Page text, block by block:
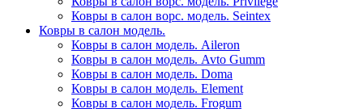
Ковры в салон ворс. модель. Seintex
Ковры в салон модель.
Ковры в салон модель. Aileron
Ковры в салон модель. Avto Gumm
Ковры в салон модель. Doma
Ковры в салон модель. Element
Ковры в салон модель. Frogum